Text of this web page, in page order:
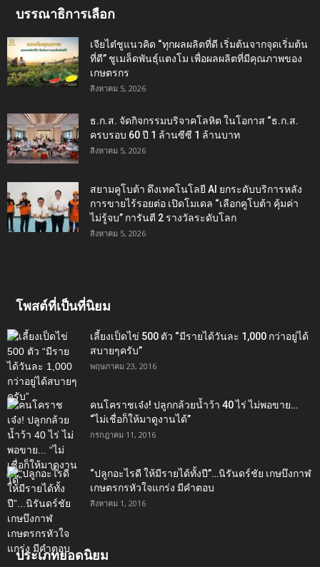
บรรณาธิการเลือก
เจียไต๋ชูแนวคิด “ทุกผลผลิตที่ดี เริ่มต้นจากจุดเริ่มต้น
ที่ดี” ชูเมล็ดพันธุ์แตงโม เพื่อผลผลิตที่มีคุณภาพของ
เกษตรกร
สิงหาคม 5, 2026
ธ.ก.ส. จัดกิจกรรมบริจาคโลหิต ในโอกาส “ธ.ก.ส.
ครบรอบ 60 ปี 1 ล้านซีซี 1 ล้านบาท
สิงหาคม 5, 2026
สยามคูโบต้า ดึงเทคโนโลยี AI ยกระดับบริการหลัง
การขายไร้รอยต่อ เปิดโมเดล “เลือกคูโบต้า คุ้มค่า
ไม่รู้จบ” การันตี 2 รางวัลระดับโลก
สิงหาคม 5, 2026
โพสต์ที่เป็นที่นิยม
เลี้ยงเป็ดไข่ 500 ตัว “มีรายได้วันละ 1,000 กว่าอยู่ได้
สบายๆครับ”
พฤษภาคม 23, 2016
คนโคราชเจ๋ง! ปลูกกล้วยน้ำว้า 40 ไร่ ไม่พอขาย…
“ไม่เชื่อก็ให้มาดูงานได้”‬
กรกฎาคม 11, 2016
“ปลูกอะไรดี ให้มีรายได้ทั้งปี”…นิรันดร์ชัย เกษบึงกาฬ
เกษตรกรหัวใจแกร่ง มีคำตอบ
สิงหาคม 1, 2016
ประเภทยอดนิยม